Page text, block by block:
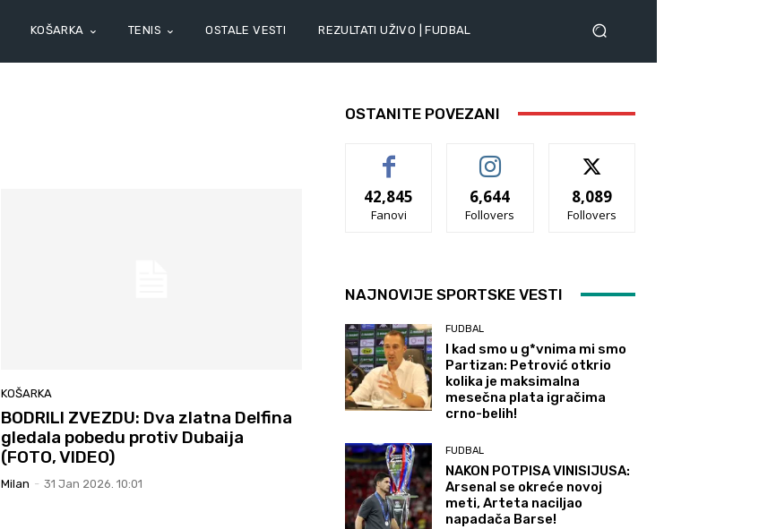
KOŠARKA TENIS OSTALE VESTI REZULTATI UŽIVO | FUDBAL
KOŠARKA
BODRILI ZVEZDU: Dva zlatna Delfina
gledala pobedu protiv Dubaija
(FOTO, VIDEO)
Milan - 31 Jan 2026. 10:01
OSTANITE POVEZANI
42,845
Fanovi
6,644
Follovers
8,089
Follovers
NAJNOVIJE SPORTSKE VESTI
FUDBAL
I kad smo u g*vnima mi smo
Partizan: Petrović otkrio
kolika je maksimalna
mesečna plata igračima
crno-belih!
FUDBAL
NAKON POTPISA VINISIJUSA:
Arsenal se okreće novoj
meti, Arteta naciljao
napadača Barse!